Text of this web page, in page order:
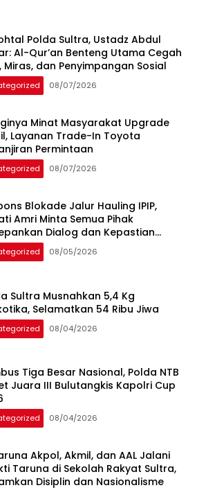
Polda Sultra, Ustadz Abdul
Al-Qur’an Benteng Utama Cegah
Miras, dan Penyimpangan Sosial
08/07/2026
Minat Masyarakat Upgrade
Layanan Trade-In Toyota
Permintaan
08/07/2026
Blokade Jalur Hauling IPIP,
Amri Minta Semua Pihak
Dialog dan Kepastian
08/05/2026
Sultra Musnahkan 5,4 Kg
Selamatkan 54 Ribu Jiwa
08/04/2026
Tiga Besar Nasional, Polda NTB
Juara III Bulutangkis Kapolri Cup
08/04/2026
Akpol, Akmil, dan AAL Jalani
Taruna di Sekolah Rakyat Sultra,
Disiplin dan Nasionalisme